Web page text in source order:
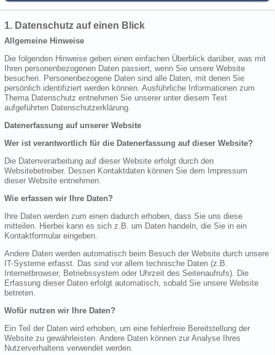
1. Datenschutz auf einen Blick
Allgemeine Hinweise
Die folgenden Hinweise geben einen einfachen Überblick darüber, was mit
Ihren personenbezogenen Daten passiert, wenn Sie unsere Website
besuchen. Personenbezogene Daten sind alle Daten, mit denen Sie
persönlich identifiziert werden können. Ausführliche Informationen zum
Thema Datenschutz entnehmen Sie unserer unter diesem Text
aufgeführten Datenschutzerklärung.
Datenerfassung auf unserer Website
Wer ist verantwortlich für die Datenerfassung auf dieser Website?
Die Datenverarbeitung auf dieser Website erfolgt durch den
Websitebetreiber. Dessen Kontaktdaten können Sie dem Impressum
dieser Website entnehmen.
Wie erfassen wir Ihre Daten?
Ihre Daten werden zum einen dadurch erhoben, dass Sie uns diese
mitteilen. Hierbei kann es sich z.B. um Daten handeln, die Sie in ein
Kontaktformular eingeben.
Andere Daten werden automatisch beim Besuch der Website durch unsere
IT-Systeme erfasst. Das sind vor allem technische Daten (z.B.
Internetbrowser, Betriebssystem oder Uhrzeit des Seitenaufrufs). Die
Erfassung dieser Daten erfolgt automatisch, sobald Sie unsere Website
betreten.
Wofür nutzen wir Ihre Daten?
Ein Teil der Daten wird erhoben, um eine fehlerfreie Bereitstellung der
Website zu gewährleisten. Andere Daten können zur Analyse Ihres
Nutzerverhaltens verwendet werden.